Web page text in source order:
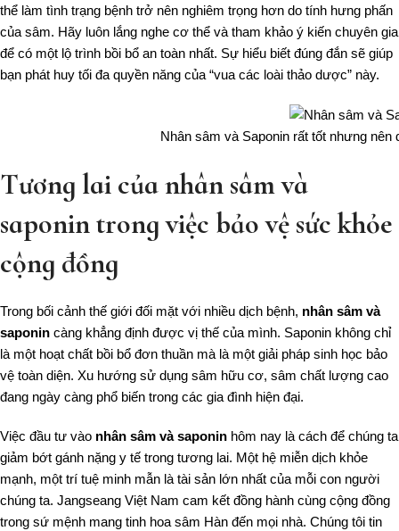
thể làm tình trạng bệnh trở nên nghiêm trọng hơn do tính hưng phấn
của sâm. Hãy luôn lắng nghe cơ thể và tham khảo ý kiến chuyên gia
để có một lộ trình bồi bổ an toàn nhất. Sự hiểu biết đúng đắn sẽ giúp
bạn phát huy tối đa quyền năng của “vua các loài thảo dược” này.
Nhân sâm và Saponin rất tốt nhưng
Tương lai của nhân sâm và
saponin trong việc bảo vệ sức khỏe
cộng đồng
Trong bối cảnh thế giới đối mặt với nhiều dịch bệnh, nhân sâm và
saponin càng khẳng định được vị thế của mình. Saponin không chỉ
là một hoạt chất bồi bổ đơn thuần mà là một giải pháp sinh học bảo
vệ toàn diện. Xu hướng sử dụng sâm hữu cơ, sâm chất lượng cao
đang ngày càng phổ biến trong các gia đình hiện đại.
Việc đầu tư vào nhân sâm và saponin hôm nay là cách để chúng ta
giảm bớt gánh nặng y tế trong tương lai. Một hệ miễn dịch khỏe
mạnh, một trí tuệ minh mẫn là tài sản lớn nhất của mỗi con người
chúng ta. Jangseang Việt Nam cam kết đồng hành cùng cộng đồng
trong sứ mệnh mang tinh hoa sâm Hàn đến mọi nhà. Chúng tôi tin